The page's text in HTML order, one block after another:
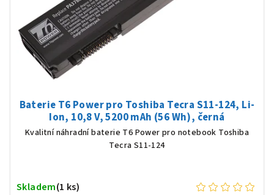
Baterie T6 Power pro Toshiba Tecra S11-124, Li-
Ion, 10,8 V, 5200 mAh (56 Wh), černá
Kvalitní náhradní baterie T6 Power pro notebook Toshiba
Tecra S11-124
Skladem(1 ks)